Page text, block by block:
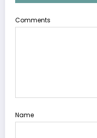
Comments
Name